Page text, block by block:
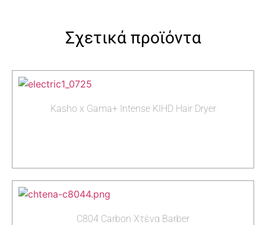
Σχετικά προϊόντα
Kasho x Gama+ Intense KIHD Hair Dryer
C804 Carbon Χτένα Barber